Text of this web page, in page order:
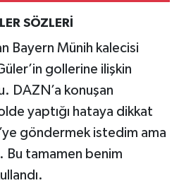
SÖZLERİ
Bayern Münih kalecisi
gollerine ilişkin
DAZN’a konuşan
yaptığı hataya dikkat
göndermek istedim ama
Bu tamamen benim